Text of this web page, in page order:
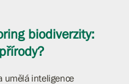
biodiverzity:
umělá inteligence